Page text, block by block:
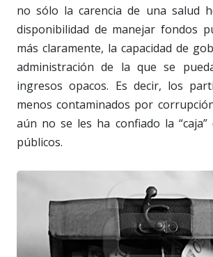
no sólo la carencia de una salud
disponibilidad de manejar fondos
más claramente, la capacidad de
administración de la que se
ingresos opacos. Es decir, los
menos contaminados por
aún no se les ha confiado la “caja”
públicos.